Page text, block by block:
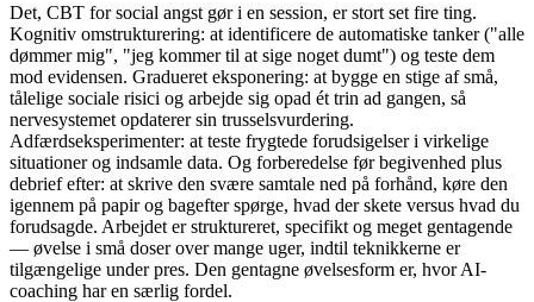
Det, CBT for social angst gør i en session, er stort set fire ting.
Kognitiv omstrukturering: at identificere de automatiske tanker ("alle
dømmer mig", "jeg kommer til at sige noget dumt") og teste dem
mod evidensen. Gradueret eksponering: at bygge en stige af små,
tålelige sociale risici og arbejde sig opad ét trin ad gangen, så
nervesystemet opdaterer sin trusselsvurdering.
Adfærdseksperimenter: at teste frygtede forudsigelser i virkelige
situationer og indsamle data. Og forberedelse før begivenhed plus
debrief efter: at skrive den svære samtale ned på forhånd, køre den
igennem på papir og bagefter spørge, hvad der skete versus hvad du
forudsagde. Arbejdet er struktureret, specifikt og meget gentagende
— øvelse i små doser over mange uger, indtil teknikkerne er
tilgængelige under pres. Den gentagne øvelsesform er, hvor AI-
coaching har en særlig fordel.